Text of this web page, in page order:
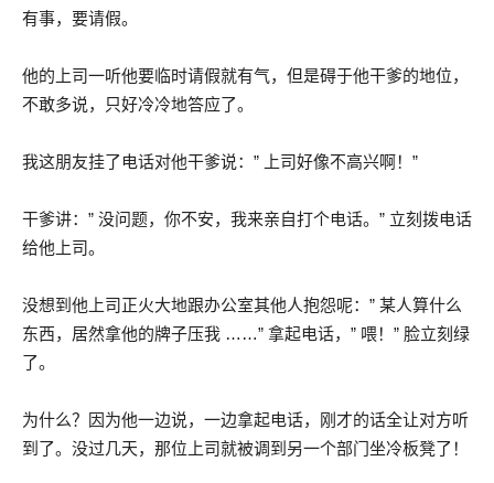
有事，要请假。
他的上司一听他要临时请假就有气，但是碍于他干爹的地位，
不敢多说，只好冷冷地答应了。
我这朋友挂了电话对他干爹说：” 上司好像不高兴啊！”
干爹讲：” 没问题，你不安，我来亲自打个电话。” 立刻拨电话
给他上司。
没想到他上司正火大地跟办公室其他人抱怨呢：” 某人算什么
东西，居然拿他的牌子压我 ……” 拿起电话，” 喂！” 脸立刻绿
了。
为什么？因为他一边说，一边拿起电话，刚才的话全让对方听
到了。没过几天，那位上司就被调到另一个部门坐冷板凳了！